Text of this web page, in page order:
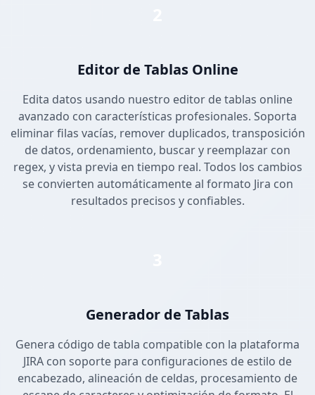
Editor de Tablas Online
Edita datos usando nuestro editor de tablas online
avanzado con características profesionales. Soporta
eliminar filas vacías, remover duplicados, transposición
de datos, ordenamiento, buscar y reemplazar con
regex, y vista previa en tiempo real. Todos los cambios
se convierten automáticamente al formato Jira con
resultados precisos y confiables.
Generador de Tablas
Genera código de tabla compatible con la plataforma
JIRA con soporte para configuraciones de estilo de
encabezado, alineación de celdas, procesamiento de